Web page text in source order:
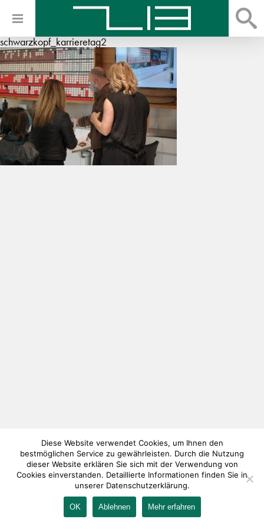
schwarzkopf_karrieretag2
IMPRESSUM KONTAKT AGB DATENSCHUTZ
Diese Website verwendet Cookies, um Ihnen den
bestmöglichen Service zu gewährleisten. Durch die Nutzung
dieser Website erklären Sie sich mit der Verwendung von
Cookies einverstanden. Detaillierte Informationen finden Sie in
unserer Datenschutzerklärung.
OK Ablehnen Mehr erfahren